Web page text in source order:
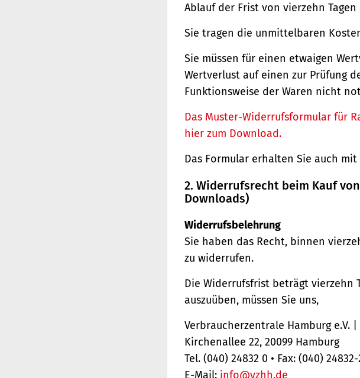
Ablauf der Frist von vierzehn Tagen
Sie tragen die unmittelbaren
Sie müssen für einen etwaigen
Wertverlust auf einen zur Prüfung
Funktionsweise der Waren nicht
Das Muster-Widerrufsformular für
hier zum Download.
Das Formular erhalten Sie auch mit
2. Widerrufsrecht beim Kauf
Downloads)
Widerrufsbelehrung
Sie haben das Recht, binnen
zu widerrufen.
Die Widerrufsfrist beträgt vierzehn
auszuüben, müssen Sie uns,
Verbraucherzentrale Hamburg e.V.
Kirchenallee 22, 20099 Hamburg
Tel. (040) 24832 0 • Fax: (040) 24832-
E-Mail: info@vzhh.de